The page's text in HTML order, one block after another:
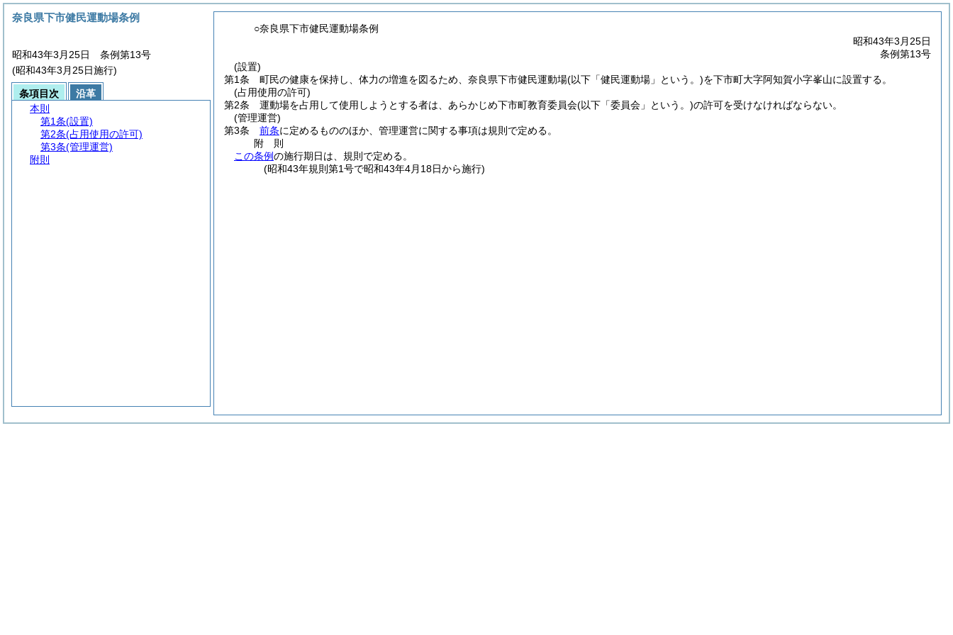
○奈良県下市健民運動場条例
昭和43年3月25日
条例第13号
(設置)
第1条
町民の健康を保持し、体力の増進を図るため、奈良県下市健民運動場(以下「健民運動場」という。)を下市町大字阿知賀小字峯山に設置する。
(占用使用の許可)
第2条
運動場を占用して使用しようとする者は、あらかじめ下市町教育委員会(以下「委員会」という。)の許可を受けなければならない。
(管理運営)
第3条
前条に定めるもののほか、管理運営に関する事項は規則で定める。
附 則
この条例の施行期日は、規則で定める。
(昭和43年規則第1号で昭和43年4月18日から施行)
奈良県下市健民運動場条例
昭和43年3月25日 条例第13号
(昭和43年3月25日施行)
条項目次
沿革
本則
第1条(設置)
第2条(占用使用の許可)
第3条(管理運営)
附則